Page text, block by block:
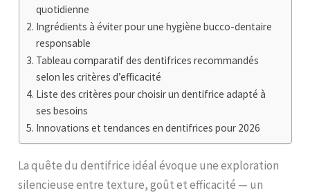
quotidienne
Ingrédients à éviter pour une hygiène bucco-dentaire
responsable
Tableau comparatif des dentifrices recommandés
selon les critères d’efficacité
Liste des critères pour choisir un dentifrice adapté à
ses besoins
Innovations et tendances en dentifrices pour 2026
La quête du dentifrice idéal évoque une exploration
silencieuse entre texture, goût et efficacité — un